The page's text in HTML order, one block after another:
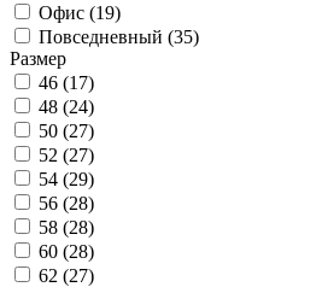
Офис (19)
Повседневный (35)
Размер
46 (17)
48 (24)
50 (27)
52 (27)
54 (29)
56 (28)
58 (28)
60 (28)
62 (27)